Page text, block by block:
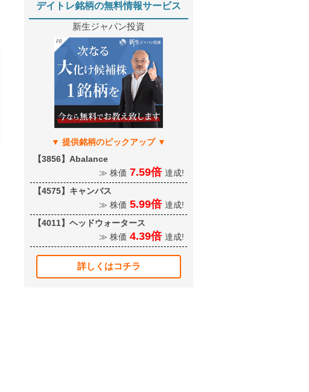
デイトレ銘柄の無料情報サービス
新生ジャパン投資
【3856】Abalance
≫ 株価 7.59倍 達成!
【4575】キャンバス
≫ 株価 5.99倍 達成!
【4011】ヘッドウォータース
≫ 株価 4.39倍 達成!
詳しくはコチラ